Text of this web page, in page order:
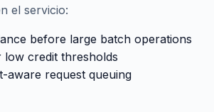
el servicio:
before large batch operations
credit thresholds
aware request queuing